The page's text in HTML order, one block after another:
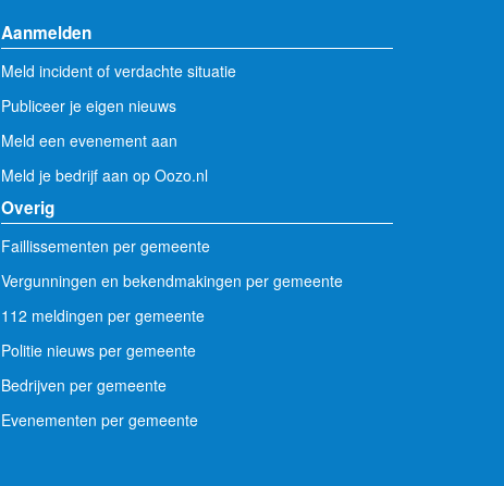
Aanmelden
Meld incident of verdachte situatie
Publiceer je eigen nieuws
Meld een evenement aan
Meld je bedrijf aan op Oozo.nl
Overig
Faillissementen per gemeente
Vergunningen en bekendmakingen per gemeente
112 meldingen per gemeente
Politie nieuws per gemeente
Bedrijven per gemeente
Evenementen per gemeente